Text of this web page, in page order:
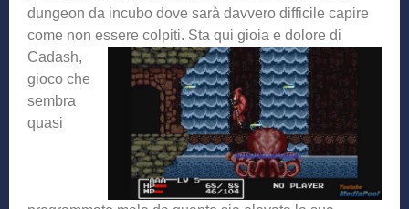
dungeon da incubo dove sarà davvero difficile capire
come non essere colpiti. Sta qui gioia e dolore di
Cadash,
gioco che
sembra
quasi